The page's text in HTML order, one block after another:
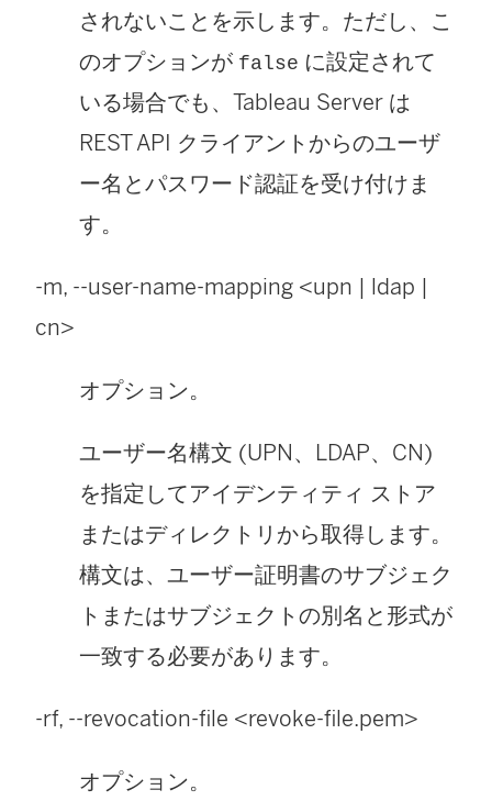
されないことを示します。ただし、こ
のオプションが false に設定されて
いる場合でも、Tableau Server は
REST API クライアントからのユーザ
ー名とパスワード認証を受け付けま
す。
-m, --user-name-mapping <upn | ldap |
cn>
オプション。
ユーザー名構文 (UPN、LDAP、CN)
を指定してアイデンティティ ストア
またはディレクトリから取得します。
構文は、ユーザー証明書のサブジェク
トまたはサブジェクトの別名と形式が
一致する必要があります。
-rf, --revocation-file <revoke-file.pem>
オプション。